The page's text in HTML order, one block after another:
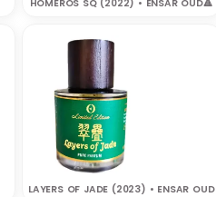
HOMEROS SQ (2022) • ENSAR OUD‎🔺
LAYERS OF JADE (2023) • ENSAR OUD